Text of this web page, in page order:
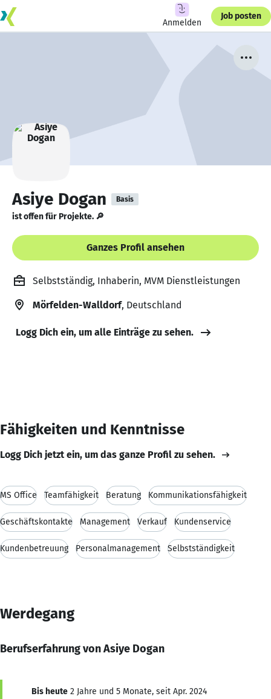
Anmelden
Job posten
Asiye Dogan Basis
ist offen für Projekte. 🔎
Ganzes Profil ansehen
Selbstständig, Inhaberin, MVM Dienstleistungen
Mörfelden-Walldorf, Deutschland
Logg Dich ein, um alle Einträge zu sehen.
Fähigkeiten und Kenntnisse
Logg Dich jetzt ein, um das ganze Profil zu sehen.
MS Office Teamfähigkeit Beratung Kommunikationsfähigkeit
Geschäftskontakte Management Verkauf Kundenservice
Kundenbetreuung Personalmanagement Selbstständigkeit
Werdegang
Berufserfahrung von Asiye Dogan
Bis heute 2 Jahre und 5 Monate, seit Apr. 2024